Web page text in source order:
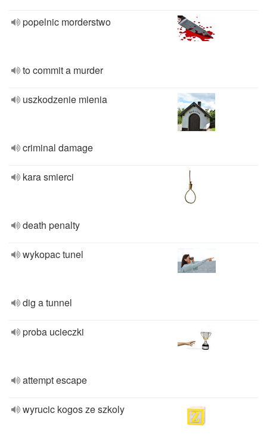
popelnic morderstwo
to commit a murder
uszkodzenie mienia
criminal damage
kara smierci
death penalty
wykopac tunel
dig a tunnel
proba ucieczki
attempt escape
wyrucic kogos ze szkoly